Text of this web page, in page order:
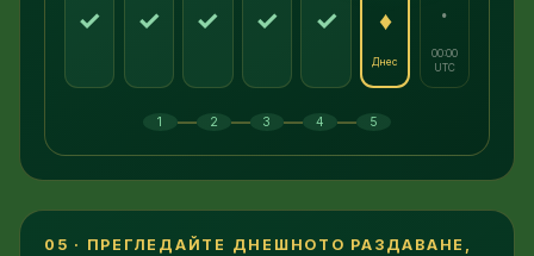
✓ ✓ ✓ ✓ ✓ ♦
Днес
·
00:00
UTC
1 — 2 — 3 — 4 — 5
05 · ПРЕГЛЕДАЙТЕ ДНЕШНОТО РАЗДАВАНЕ,